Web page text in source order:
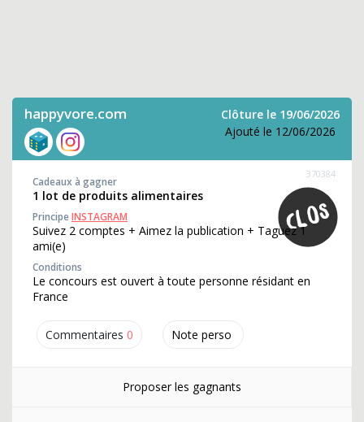
happyvore.com
Clôture le 19/06/2026
Ajouté le 12/06/2026
Commentaires 0 Note perso
370384
Cadeaux à gagner
1 lot de produits alimentaires
PrincipeINSTAGRAM
Suivez 2 comptes + Aimez la publication + Taguez 1
ami(e)
Conditions
Le concours est ouvert à toute personne résidant en
France
Proposer les gagnants